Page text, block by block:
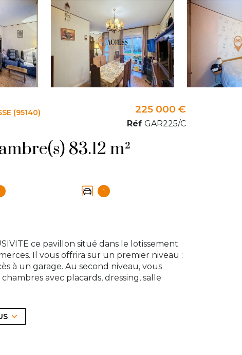
(95140)
Maison 4 pièce(s) 3 chambre(s) 83.12 m²
1
225 000 €
Réf GAR225/C
ce pavillon situé dans le lotissement
Il vous offrira sur un premier niveau :
à un garage. Au second niveau, vous
avec placards, dressing, salle
ASL 32€/mois (espaces verts et
à être remis au goût du jour mais